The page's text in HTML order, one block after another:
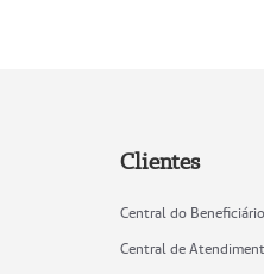
Clientes
Central do Beneficiário
Central de